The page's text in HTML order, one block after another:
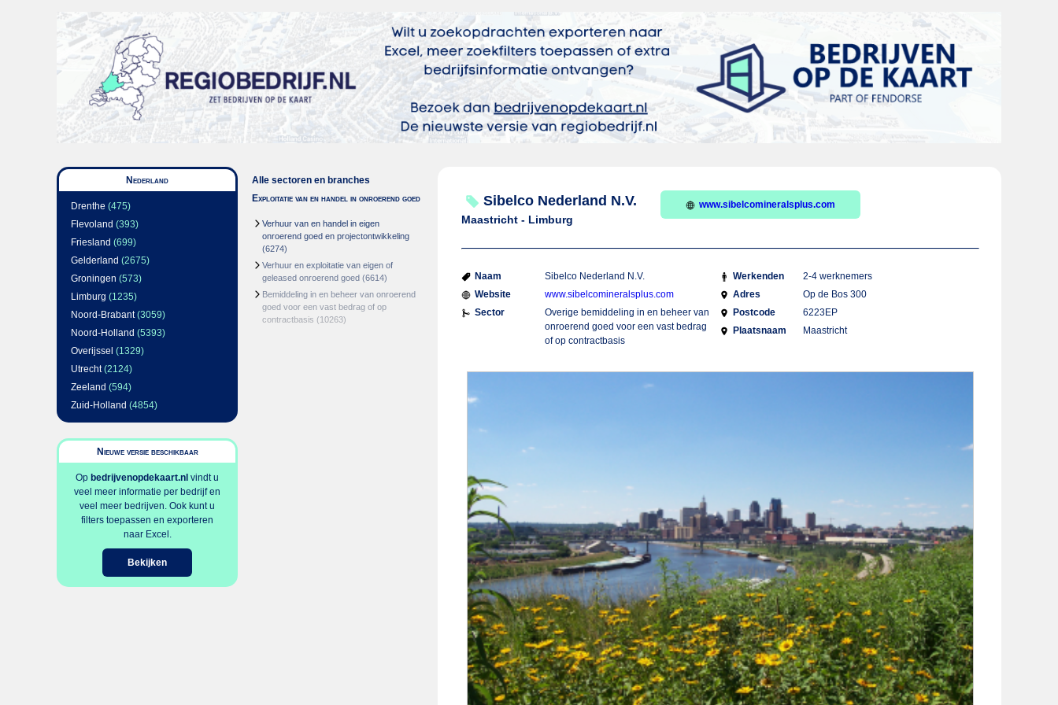
Nederland
Drenthe (475)
Flevoland (393)
Friesland (699)
Gelderland (2675)
Groningen (573)
Limburg (1235)
Noord-Brabant(3059)
Noord-Holland (5393)
Overijssel (1329)
Utrecht(2124)
Zeeland (594)
Zuid-Holland (4854)
Nieuwe versie beschikbaar
Op bedrijvenopdekaart.nl vindt u
veel meer informatie per bedrijf en
veel meer bedrijven. Ook kunt u
filters toepassen en exporteren
naar Excel.
Bekijken
Alle sectoren en branches
Exploitatie van en handel in onroerend goed
Verhuur van en handel in eigen
onroerend goed en projectontwikkeling
(6274)
Verhuur en exploitatie van eigen of
geleased onroerend goed (6614)
Bemiddeling in en beheer van onroerend
goed voor een vast bedrag of op
contractbasis (10263)
Sibelco Nederland N.V.
Maastricht - Limburg
www.sibelcomineralsplus.com
Naam
Sibelco Nederland N.V.
Website
www.sibelcomineralsplus.com
Sector
Overige bemiddeling in en beheer van
onroerend goed voor een vast bedrag
of op contractbasis
Werkenden
2-4 werknemers
Adres
Op de Bos 300
Postcode
6223EP
Plaatsnaam
Maastricht